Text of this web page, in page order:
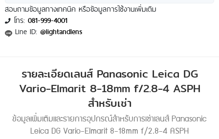
สอบถามข้อมูลทางเทคนิค หรือข้อมูลการใช้งานเพิ่มเติม
โทร: 081-999-4001
Line ID: @lightandlens
รายละเอียดเลนส์ Panasonic Leica DG
Vario-Elmarit 8-18mm f/2.8-4 ASPH
สำหรับเช่า
ข้อมูลเพิ่มเติมและรายการอุปกรณ์สำหรับการเช่าเลนส์ Panasonic
Leica DG Vario-Elmarit 8-18mm f/2.8-4 ASPH